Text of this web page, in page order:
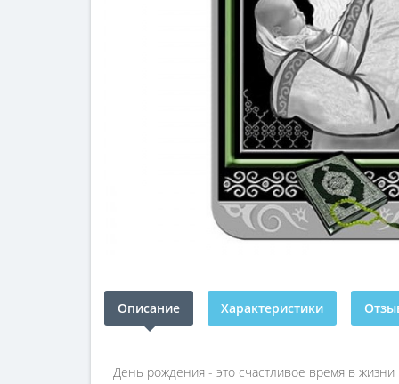
Описание Характеристики
День рождения - это счастливое время в